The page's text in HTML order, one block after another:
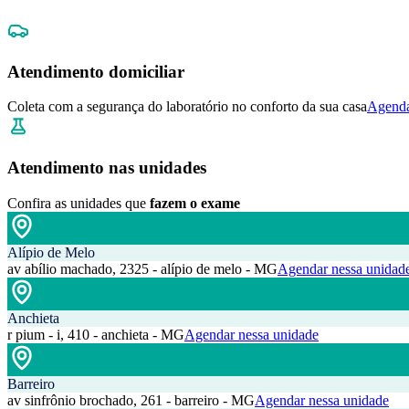
Atendimento domiciliar
Coleta com a segurança do laboratório no conforto da sua casa
Atendimento nas unidades
Confira as unidades que fazem o exame
Alípio de Melo
av abílio machado, 2325 - alípio de melo - MGAgendar nessa
Anchieta
r pium - i, 410 - anchieta - MGAgendar nessa unidade
Barreiro
av sinfrônio brochado, 261 - barreiro - MGAgendar nessa unidade